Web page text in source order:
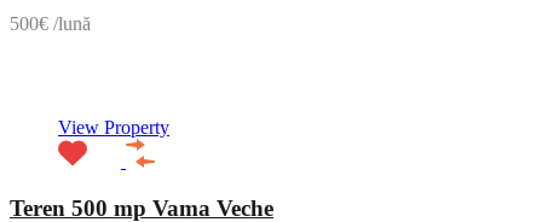
500€ /lună
View Property
Teren 500 mp Vama Veche